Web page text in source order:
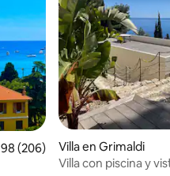
promedio: 4.98 de 5;
(206)
Villa en Grimaldi
Villa con piscina y